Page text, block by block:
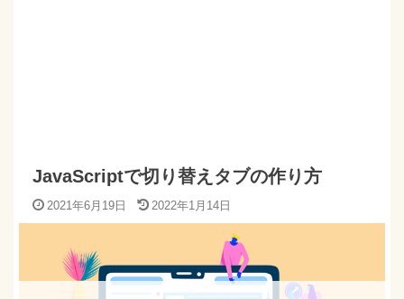
JavaScriptで切り替えタブの作り方
2021年6月19日 2022年1月14日